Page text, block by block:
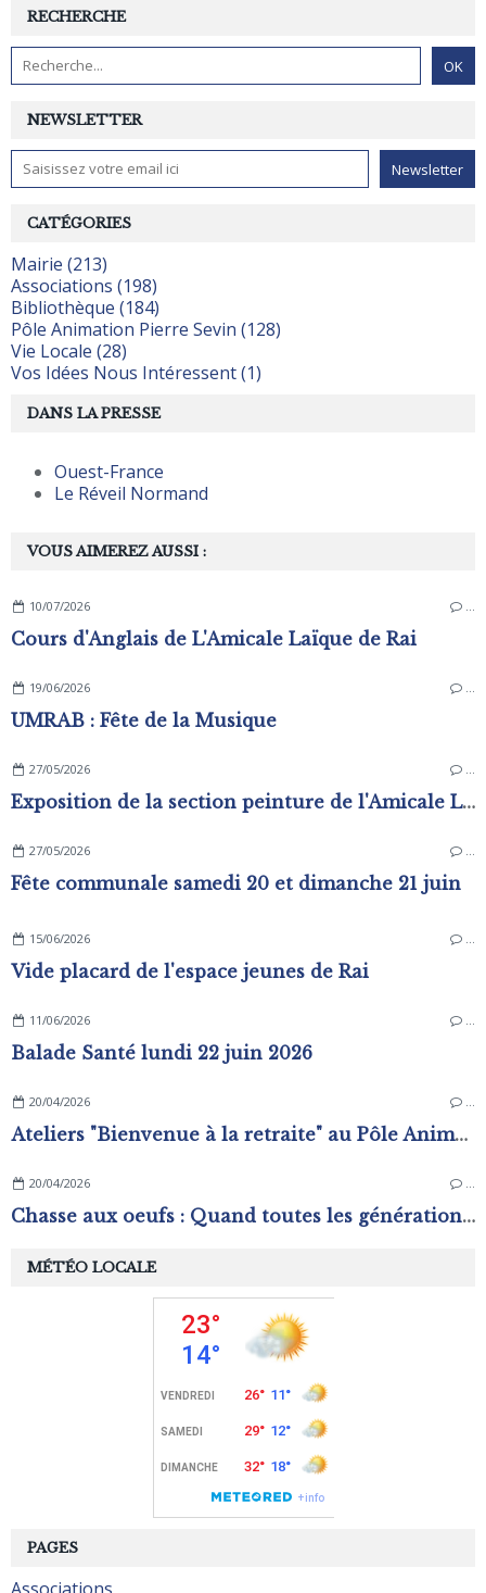
NEWSLETTER
RECHERCHE
VOUS AIMEREZ AUSSI :
10/07/2026 …
Cours d'Anglais de L'Amicale Laïque de Rai
19/06/2026 …
UMRAB : Fête de la Musique
27/05/2026 …
Exposition de la section peinture de l'Amicale Laïque
27/05/2026 …
Fête communale samedi 20 et dimanche 21 juin
15/06/2026 …
Vide placard de l'espace jeunes de Rai
11/06/2026 …
Balade Santé lundi 22 juin 2026
20/04/2026 …
Ateliers "Bienvenue à la retraite" au Pôle Animation Pierre Sévin
20/04/2026 …
Chasse aux oeufs : Quand toutes les générations s'amusent !
PAGES
CATÉGORIES
Mairie (213)
Associations (198)
Bibliothèque (184)
Pôle Animation Pierre Sevin (128)
Vie Locale (28)
Vos Idées Nous Intéressent (1)
MÉTÉO LOCALE
DANS LA PRESSE
Ouest-France
Le Réveil Normand